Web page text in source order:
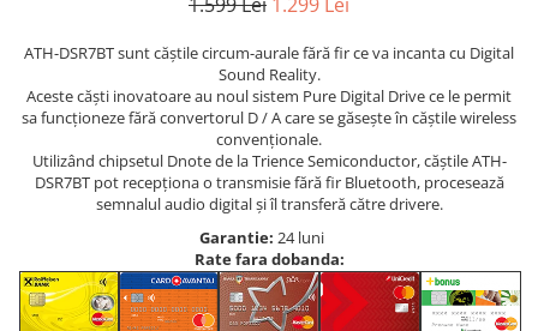
ATH-DSR7BT sunt căștile circum-aurale fără fir ce va incanta cu Digital
Sound Reality.
Aceste căști inovatoare au noul sistem Pure Digital Drive ce le permit
sa funcționeze fără convertorul D / A care se găsește în căștile wireless
convenționale.
Utilizând chipsetul Dnote de la Trience Semiconductor, căștile ATH-
DSR7BT pot recepționa o transmisie fără fir Bluetooth, procesează
semnalul audio digital și îl transferă către drivere.
Garantie: 24 luni
Rate fara dobanda: